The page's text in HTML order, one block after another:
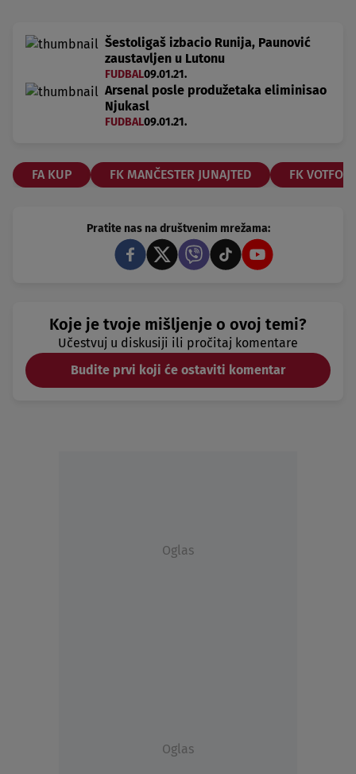
Šestoligaš izbacio Runija, Paunović
zaustavljen u Lutonu
FUDBAL09.01.21.
Arsenal posle produžetaka eliminisao
Njukasl
FUDBAL09.01.21.
FA KUP FK MANČESTER JUNAJTED FK
Pratite nas na društvenim mrežama:
Koje je tvoje mišljenje o ovoj temi?
Učestvuj u diskusiji ili pročitaj komentare
Budite prvi koji će ostaviti komentar
Oglas
Oglas